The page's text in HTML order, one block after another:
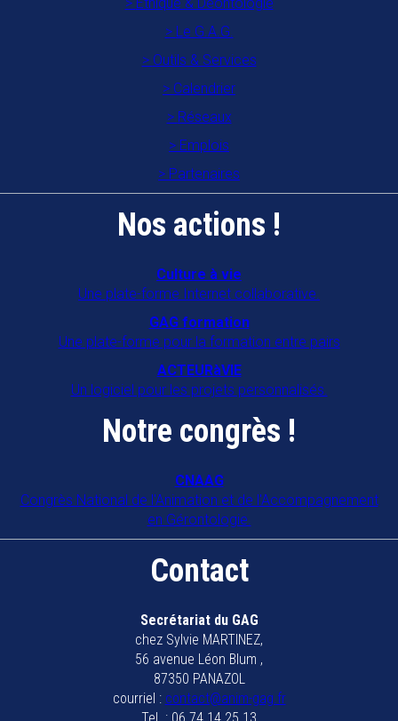
Le G.A.G.
Outils & Services
Calendrier
Réseaux
Emplois
Partenaires
Nos actions !
Culture à vie
Une plate-forme Internet collaborative.
GAG formation
Une plate-forme pour la formation entre pairs
ACTEURàVIE
Un logiciel pour les projets personnalisés.
Notre congrès !
CNAAG
Congrès National de l'Animation et de l'Accompagnement
en Gérontologie.
Contact
Secrétariat du GAG
chez Sylvie MARTINEZ,
56 avenue Léon Blum ,
87350 PANAZOL
courriel : contact@anim-gag.fr